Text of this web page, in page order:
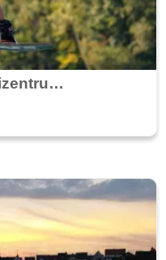
Cable Park - Wasserskizentrum Twistesee